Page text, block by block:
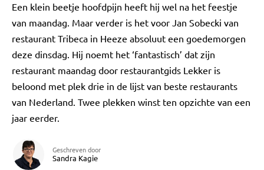
Een klein beetje hoofdpijn heeft hij wel na het feestje
van maandag. Maar verder is het voor Jan Sobecki van
restaurant Tribeca in Heeze absoluut een goedemorgen
deze dinsdag. Hij noemt het ‘fantastisch’ dat zijn
restaurant maandag door restaurantgids Lekker is
beloond met plek drie in de lijst van beste restaurants
van Nederland. Twee plekken winst ten opzichte van een
jaar eerder.
Geschreven door
Sandra Kagie